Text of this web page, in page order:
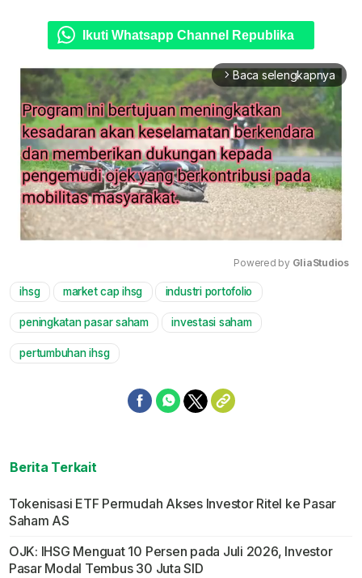
Ikuti Whatsapp Channel Republika
arrow_forward_ios Baca selengkapnya
Powered by GliaStudios
ihsg market cap ihsg industri portofolio
peningkatan pasar saham investasi saham
pertumbuhan ihsg
Berita Terkait
Tokenisasi ETF Permudah Akses Investor Ritel ke Pasar
Saham AS
OJK: IHSG Menguat 10 Persen pada Juli 2026, Investor
Pasar Modal Tembus 30 Juta SID